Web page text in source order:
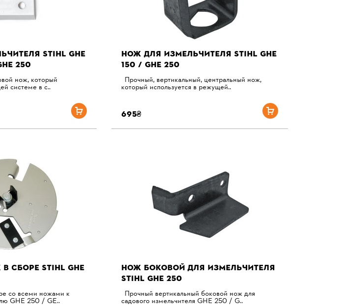
STIHL GHE
250
нож, который
системе в с..
НОЖ ДЛЯ ИЗМЕЛЬЧИТЕЛЯ STIHL GHE
150 / GHE 250
Прочный, вертикальный, центральный нож,
который используется в режущей..
695₴
СБОРЕ STIHL GHE
со всеми ножами к
GHE 250 / GE..
НОЖ БОКОВОЙ ДЛЯ ИЗМЕЛЬЧИТЕЛЯ
STIHL GHE 250
Прочный вертикальный боковой нож для
садового измельчителя GHE 250 / G..